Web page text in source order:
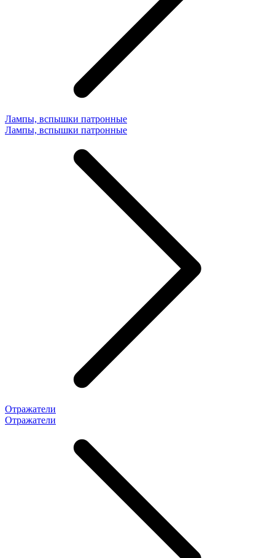
Лампы, вспышки патронные
Лампы, вспышки патронные
Отражатели
Отражатели